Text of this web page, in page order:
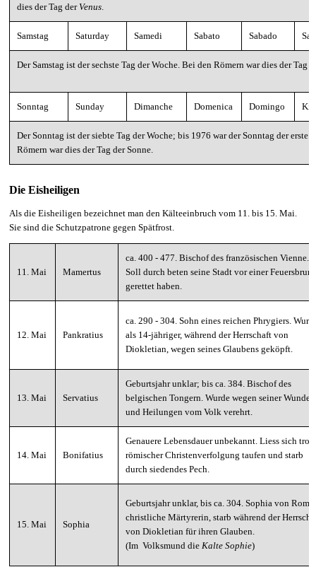
dies der Tag derVenus
Samstag Saturday Samedi Sabato Sabado
Der Samstag ist der sechste Tag der Woche. Bei den Römern war dies der Tag
Sonntag Sunday Dimanche Domenica Domingo
Der Sonntag ist der siebte Tag der Woche; bis 1976 war der Sonntag der erste
Römern war dies der Tag der Sonne.
Die Eisheiligen
Als die Eisheiligen bezeichnet man den Kälteeinbruch vom 11. bis 15. Mai.
Sie sind die Schutzpatrone gegen Spätfrost.
11. Mai Mamertus
ca. 400 - 477. Bischof des französischen Vienne.
Soll durch beten seine Stadt vor einer
gerettet haben.
12. Mai Pankratius
ca. 290 - 304. Sohn eines reichen Phrygiers.
als 14-jähriger, während der Herrschaft von
Diokletian, wegen seines Glaubens geköpft.
13. Mai Servatius
Geburtsjahr unklar; bis ca. 384. Bischof des
belgischen Tongern. Wurde wegen seiner Wunder
und Heilungen vom Volk verehrt.
14. Mai Bonifatius
Genauere Lebensdauer unbekannt. Liess sich trotz
römischer Christenverfolgung taufen und starb
durch siedendes Pech.
15. Mai Sophia
Geburtsjahr unklar, bis ca. 304. Sophia von Rom;
christliche Märtyrerin, starb während der
von Diokletian für ihren Glauben.
(Im Volksmund die Kalte Sophie)